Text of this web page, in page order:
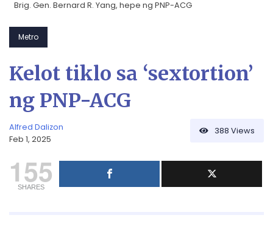
Brig. Gen. Bernard R. Yang, hepe ng PNP-ACG
Metro
Kelot tiklo sa ‘sextortion’
ng PNP-ACG
Alfred Dalizon
Feb 1, 2025
388 Views
155
SHARES